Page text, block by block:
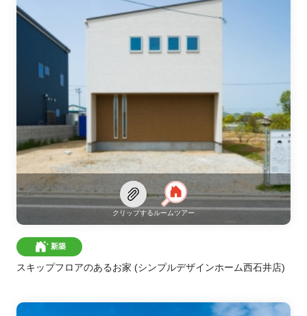
クリップするルームツアー
新築
スキップフロアのあるお家 (シンプルデザインホーム西石井店)